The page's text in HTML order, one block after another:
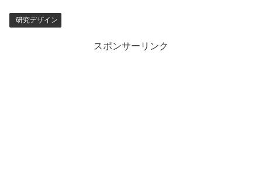
研究デザイン
スポンサーリンク